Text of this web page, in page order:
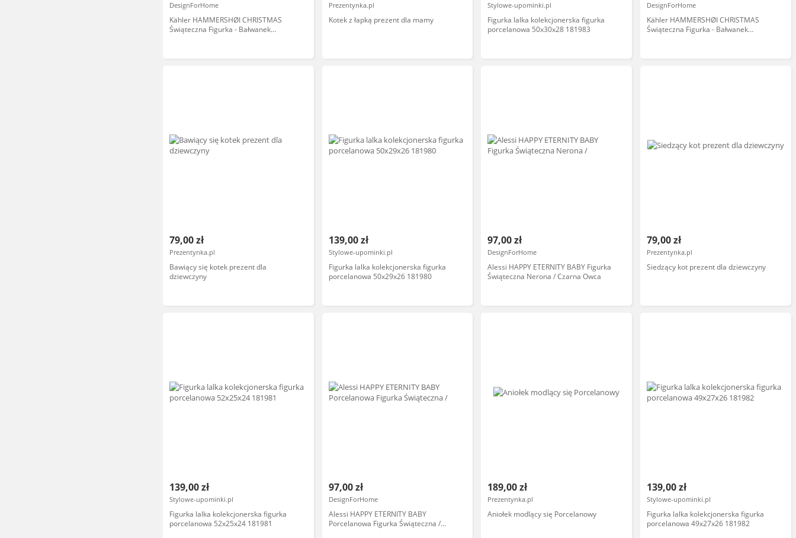
DesignForHome
Kähler HAMMERSHØI CHRISTMAS
Świąteczna Figurka - Bałwanek
Prezentynka.pl
Kotek z łapką prezent dla mamy
Stylowe-upominki.pl
Figurka lalka kolekcjonerska figurka
porcelanowa 50x30x28 181983
DesignForHome
Kähler HAMMERSHØI CHRISTMAS
Świąteczna Figurka - Bałwanek
79,00 zł
Prezentynka.pl
Bawiący się kotek prezent dla
dziewczyny
139,00 zł
Stylowe-upominki.pl
Figurka lalka kolekcjonerska figurka
porcelanowa 50x29x26 181980
97,00 zł
DesignForHome
Alessi HAPPY ETERNITY BABY Figurka
Świąteczna Nerona / Czarna Owca
79,00 zł
Prezentynka.pl
Siedzący kot prezent dla dziewczyny
139,00 zł
Stylowe-upominki.pl
Figurka lalka kolekcjonerska figurka
porcelanowa 52x25x24 181981
97,00 zł
DesignForHome
Alessi HAPPY ETERNITY BABY
Porcelanowa Figurka Świąteczna /
189,00 zł
Prezentynka.pl
Aniołek modlący się Porcelanowy
139,00 zł
Stylowe-upominki.pl
Figurka lalka kolekcjonerska figurka
porcelanowa 49x27x26 181982